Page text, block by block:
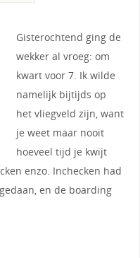
Gisterochtend ging de
wekker al vroeg: om
kwart voor 7. Ik wilde
namelijk bijtijds op
het vliegveld zijn, want
je weet maar nooit
hoeveel tijd je kwijt
enzo. Inchecken had
en de boarding